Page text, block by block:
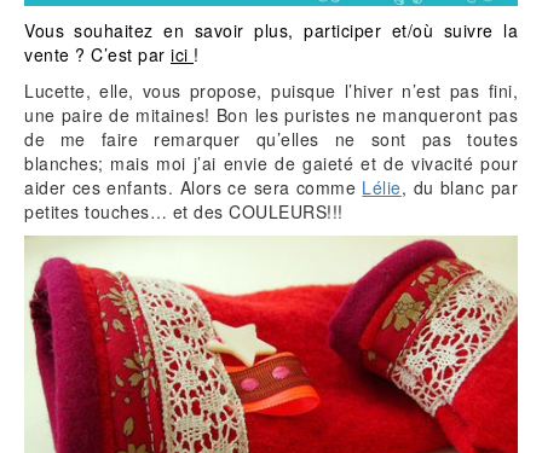
Vous souhaitez en savoir plus, participer et/où suivre la
vente ? C’est par ici !
Lucette, elle, vous propose, puisque l’hiver n’est pas fini,
une paire de mitaines! Bon les puristes ne manqueront pas
de me faire remarquer qu’elles ne sont pas toutes
blanches; mais moi j’ai envie de gaieté et de vivacité pour
aider ces enfants. Alors ce sera comme Lélie, du blanc par
petites touches… et des COULEURS!!!